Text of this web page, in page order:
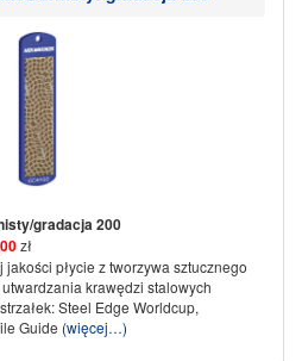
gradacja 200
zł
płycie z tworzywa sztucznego
krawędzi stalowych
Steel Edge Worldcup,
Guide (więcej…)